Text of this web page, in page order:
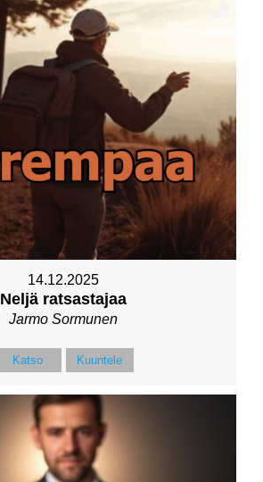
14.12.2025
Neljä ratsastajaa
Jarmo Sormunen
Katso Kuuntele